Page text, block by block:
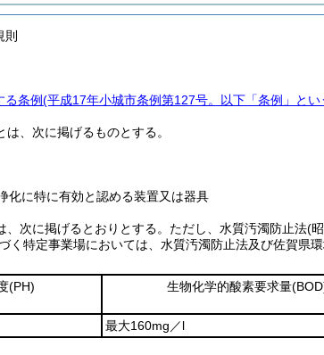
る条例(平成17年小城市条例第127号。以下「条例」とい
、次に掲げるものとする。
化に特に有効と認める装置又は器具
次に掲げるとおりとする。 ただし、水質汚濁防止法(
く特定事業場においては、水質汚濁防止法及び佐賀県
(PH) 生物化学的酸素要求量
最大160mg／l